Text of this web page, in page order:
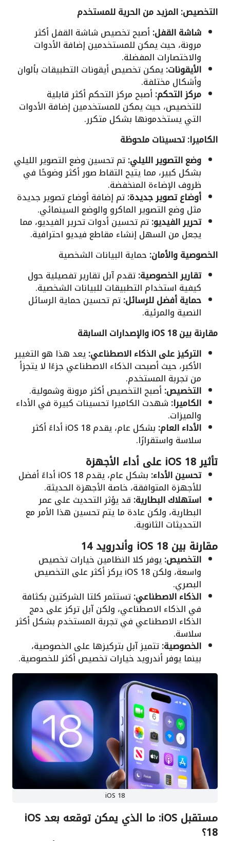
التخصيص: المزيد من الحرية للمستخدم
شاشة القفل: أصبح تخصيص شاشة القفل أكثر
مرونة، حيث يمكن للمستخدمين إضافة الأدوات
والاختصارات المفضلة.
الأيقونات:يمكن تخصيص أيقونات التطبيقات بألوان
وأشكال مختلفة.
مركز التحكم: أصبح مركز التحكم أكثر قابلية
للتخصيص، حيث يمكن للمستخدمين إضافة الأدوات
التي يستخدمونها بشكل متكرر.
الكاميرا: تحسينات ملحوظة
وضع التصوير الليلي:تم تحسين وضع التصوير الليلي
بشكل كبير، مما يتيح التقاط صور أكثر وضوحًا في
ظروف الإضاءة المنخفضة.
أوضاع تصوير جديدة:تم إضافة أوضاع تصوير جديدة
مثل وضع التصوير الماكرو والوضع السينمائي.
تحرير الفيديو:تم تحسين أدوات تحرير الفيديو، مما
يجعل من السهل إنشاء مقاطع فيديو احترافية.
الخصوصية والأمان: حماية البيانات الشخصية
تقارير الخصوصية:تقدم آبل تقارير تفصيلية حول
كيفية استخدام التطبيقات للبيانات الشخصية.
حماية أفضل للرسائل:تم تحسين حماية الرسائل
النصية والمرئية.
مقارنة بين iOS 18 والإصدارات السابقة
التركيز على الذكاء الاصطناعي:يعد هذا هو التغيير
الأكبر، حيث أصبحت الذكاء الاصطناعي جزءًا لا يتجزأ
من تجربة المستخدم.
التخصيص: أصبح التخصيص أكثر مرونة وشمولية.
الكاميرا: شهدت الكاميرا تحسينات كبيرة في الأداء
والميزات.
الأداء العام: بشكل عام، يقدم iOS 18 أداءً أكثر
سلاسة واستقرارًا.
تأثير iOS 18 على أداء الأجهزة
تحسين الأداء: بشكل عام، يقدم iOS 18 أداءً أفضل
للأجهزة المتوافقة، خاصة الأجهزة الحديثة.
استهلاك البطارية: قد يؤثر التحديث على عمر
البطارية، ولكن عادة ما يتم تحسين هذا الأمر مع
التحديثات الثانوية.
مقارنة بين iOS 18 وأندرويد 14
التخصيص:يوفر كلا النظامين خيارات تخصيص
واسعة، ولكن iOS 18 يركز أكثر على التخصيص
البصري.
الذكاء الاصطناعي:تستثمر كلتا الشركتين بكثافة
في الذكاء الاصطناعي، ولكن آبل تركز على دمج
الذكاء الاصطناعي في تجربة المستخدم بشكل أكثر
سلاسة.
الخصوصية:تتميز آبل بتركيزها على الخصوصية،
بينما يوفر أندرويد خيارات تخصيص أكثر للخصوصية.
iOS 18
مستقبل iOS: ما الذي يمكن توقعه بعد iOS
18؟